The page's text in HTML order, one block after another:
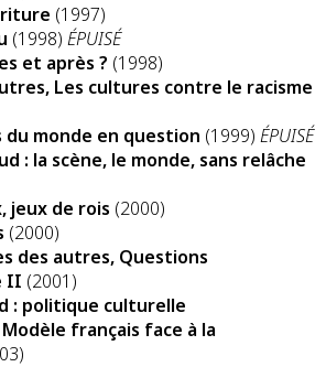
(1997)
(1998) ÉPUISÉ
et après ? (1998)
Les cultures contre le racisme
du monde en question (1999) ÉPUISÉ
: la scène, le monde, sans relâche
jeux de rois (2000)
(2000)
des autres, Questions
II (2001)
: politique culturelle
français face à la